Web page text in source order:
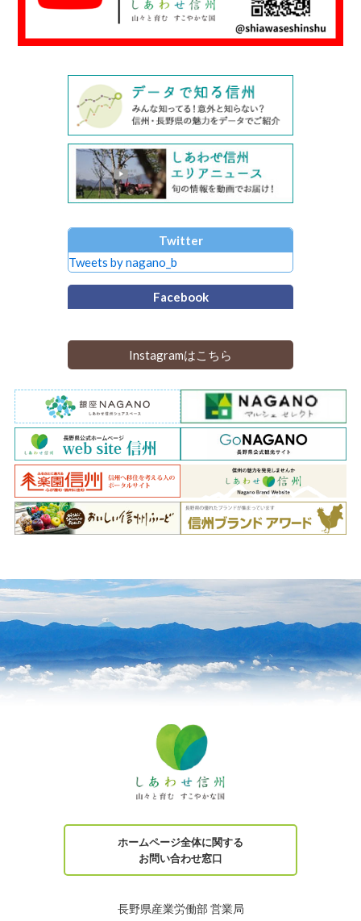
Twitter
Tweets by nagano_b
Facebook
Instagramはこちら
ホームページ全体に関する
お問い合わせ窓口
長野県産業労働部 営業局